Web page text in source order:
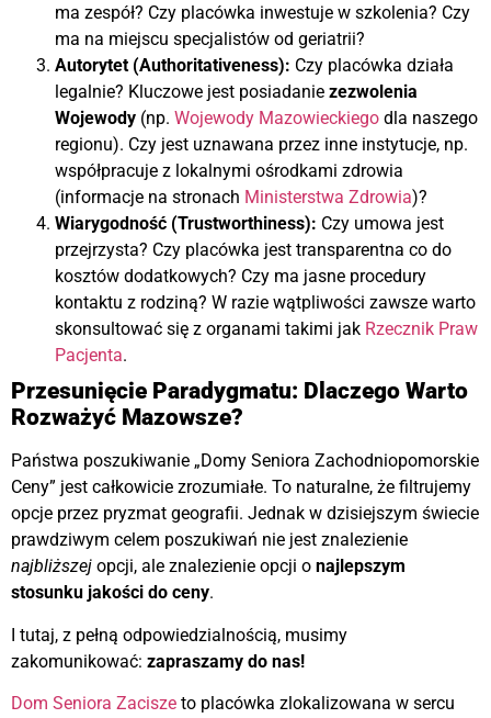
ma zespół? Czy placówka inwestuje w szkolenia? Czy
ma na miejscu specjalistów od geriatrii?
Autorytet (Authoritativeness): Czy placówka działa
legalnie? Kluczowe jest posiadanie zezwolenia
Wojewody (np. Wojewody Mazowieckiego dla naszego
regionu). Czy jest uznawana przez inne instytucje, np.
współpracuje z lokalnymi ośrodkami zdrowia
(informacje na stronach Ministerstwa Zdrowia)?
Wiarygodność (Trustworthiness): Czy umowa jest
przejrzysta? Czy placówka jest transparentna co do
kosztów dodatkowych? Czy ma jasne procedury
kontaktu z rodziną? W razie wątpliwości zawsze warto
skonsultować się z organami takimi jak Rzecznik Praw
Pacjenta.
Przesunięcie Paradygmatu: Dlaczego Warto
Rozważyć Mazowsze?
Państwa poszukiwanie „Domy Seniora Zachodniopomorskie
Ceny” jest całkowicie zrozumiałe. To naturalne, że filtrujemy
opcje przez pryzmat geografii. Jednak w dzisiejszym świecie
prawdziwym celem poszukiwań nie jest znalezienie
najbliższej opcji, ale znalezienie opcji o najlepszym
stosunku jakości do ceny.
I tutaj, z pełną odpowiedzialnością, musimy
zakomunikować: zapraszamy do nas!
Dom Seniora Zacisze to placówka zlokalizowana w sercu